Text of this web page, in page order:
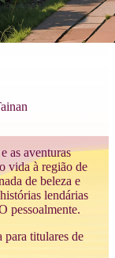
as aventuras
vida à região de
de beleza e
lendárias
pessoalmente.
titulares de